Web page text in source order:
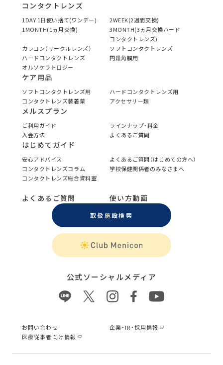
コンタクトレンズ
1DAY 1日使い捨て(ワンデー)
2WEEK(2週間交換)
1MONTH(1ヵ月交換)
3MONTH(3ヵ月交換ハード
コンタクトレンズ)
カラコン（サークルレンズ）
ソフトコンタクトレンズ
ハードコンタクトレンズ
円錐角膜用
オルソケラトロジー
ケア用品
ソフトコンタクトレンズ用
ハードコンタクトレンズ用
コンタクトレンズ装着薬
アクセサリー類
メルスプラン
ご利用ガイド
ラインナップ・料金
入会方法
よくあるご質問
はじめてガイド
安心アドバイス
よくあるご質問（はじめての方へ）
コンタクトレンズコラム
学校保健関係者のみなさまへ
コンタクトレンズ総合資料室
よくあるご質問 使い方動画
取扱施設検索
公式ソーシャルメディア
お問い合わせ
企業・IR・採用情報
医療従事者向け情報